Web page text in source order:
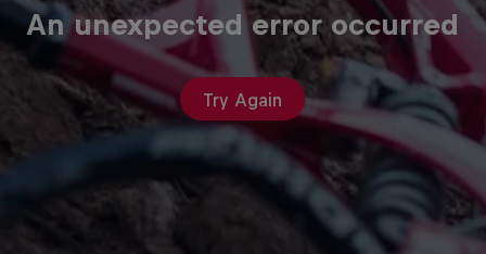
An unexpected error occurred
Try Again